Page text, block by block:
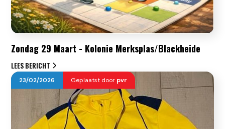
Zondag 29 Maart - Kolonie Merksplas/Blackheide
LEES BERICHT
23/02/2026 Geplaatst door pvr